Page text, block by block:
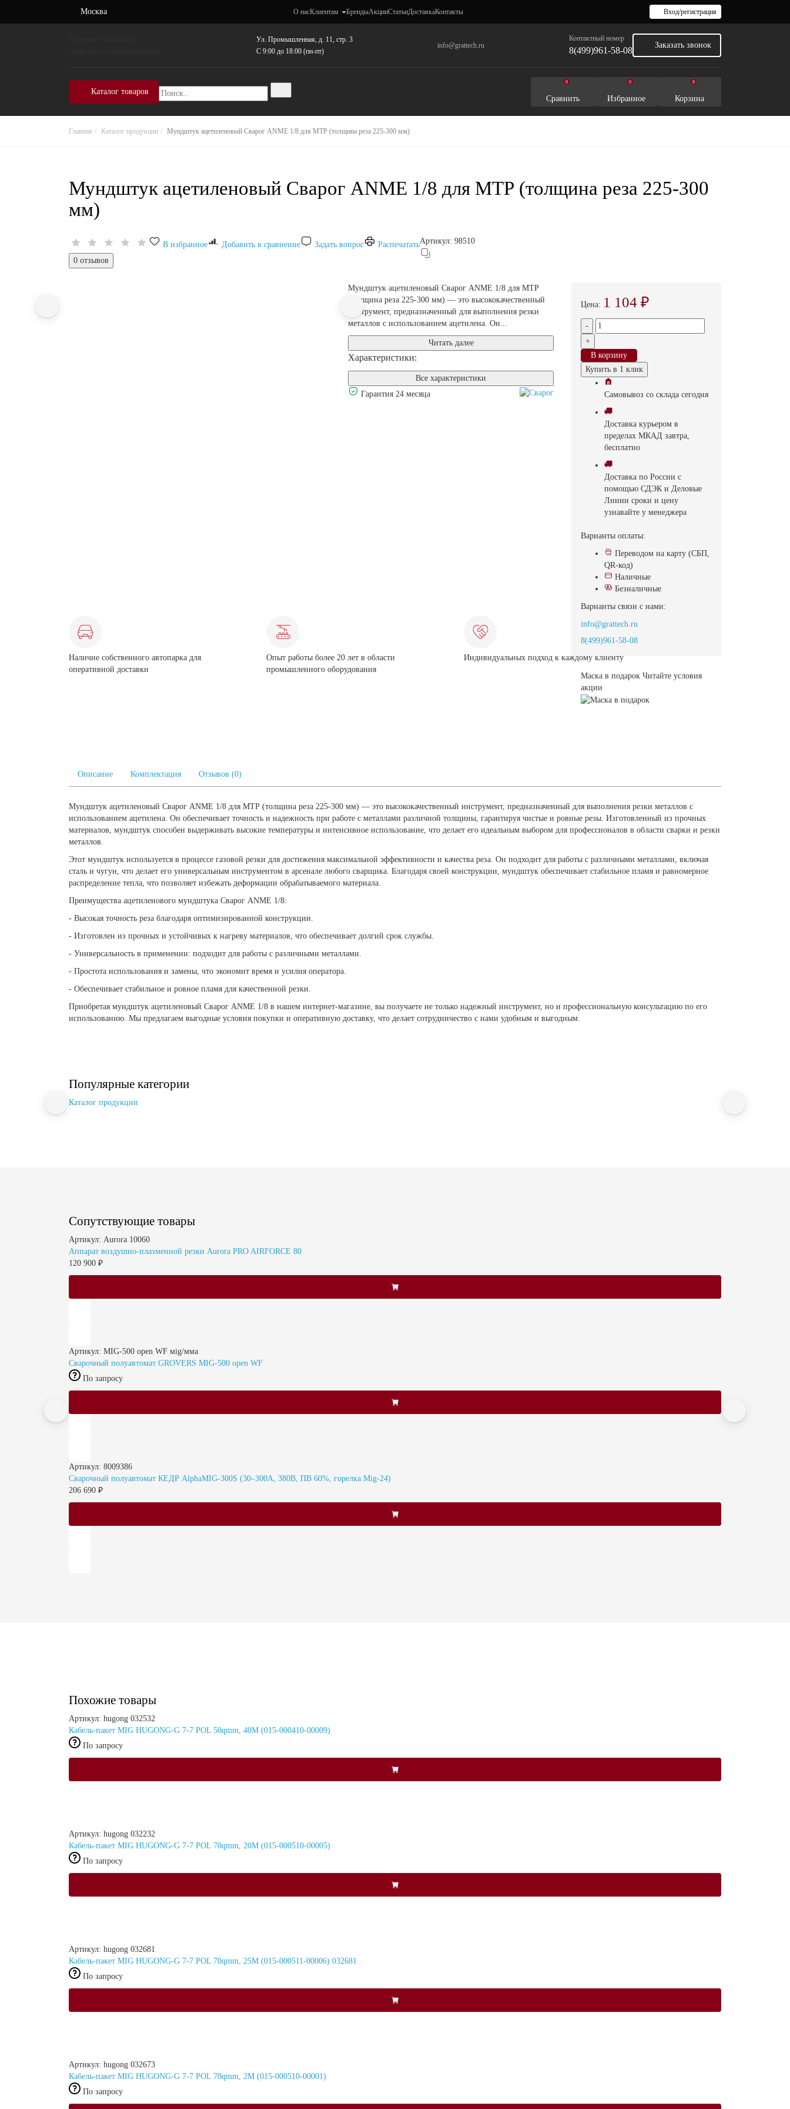
Москва О насКлиентам БрендыАкцииСтатьиДоставкаКонтакты Вход/регистрация
Ул. Промышленная, д. 11, стр. 3
C 9:00 до 18:00 (пн-пт)
info@grattech.ru
Контактный номер
8(499)961-58-08
Заказать звонок
Каталог товаров
0
Сравнить
0
Избранное
0
Корзина
Главная Каталог продукции Мундштук ацетиленовый Сварог ANME 1/8 для МТР (толщина реза 225-300 мм)
Мундштук ацетиленовый Сварог ANME 1/8 для МТР (толщина реза 225-300
мм)
0 отзывов
В избранное Добавить в сравнение Задать вопрос РаспечататьАртикул: 98510
Цена: 1 104 ₽
-
+
В корзину
Купить в 1 клик
Самовывоз со склада cегодня
Доставка курьером в
пределах МКАД завтра,
бесплатно
Доставка по России с
помощью СДЭК и Деловые
Линии сроки и цену
узнавайте у менеджера
Варианты оплаты:
Переводом на карту (СБП,
QR-код)
Наличные
Безналичные
Варианты связи с нами:
info@grattech.ru
8(499)961-58-08
Маска в подарок Читайте условия
акции
Мундштук ацетиленовый Сварог ANME 1/8 для МТР
(толщина реза 225-300 мм) — это высококачественный
инструмент, предназначенный для выполнения резки
металлов с использованием ацетилена. Он...
Читать далее
Характеристики:
Все характеристики
Гарантия 24 месяца
Наличие собственного автопарка для
оперативной доставки
Опыт работы более 20 лет в области
промышленного оборудования
Индивидуальных подход к каждому клиенту
Описание Комплектация Отзывов (0)
Мундштук ацетиленовый Сварог ANME 1/8 для МТР (толщина реза 225-300 мм) — это высококачественный инструмент, предназначенный для выполнения резки металлов с
использованием ацетилена. Он обеспечивает точность и надежность при работе с металлами различной толщины, гарантируя чистые и ровные резы. Изготовленный из прочных
материалов, мундштук способен выдерживать высокие температуры и интенсивное использование, что делает его идеальным выбором для профессионалов в области сварки и резки
металлов.
Этот мундштук используется в процессе газовой резки для достижения максимальной эффективности и качества реза. Он подходит для работы с различными металлами, включая
сталь и чугун, что делает его универсальным инструментом в арсенале любого сварщика. Благодаря своей конструкции, мундштук обеспечивает стабильное пламя и равномерное
распределение тепла, что позволяет избежать деформации обрабатываемого материала.
Преимущества ацетиленового мундштука Сварог ANME 1/8:
- Высокая точность реза благодаря оптимизированной конструкции.
- Изготовлен из прочных и устойчивых к нагреву материалов, что обеспечивает долгий срок службы.
- Универсальность в применении: подходит для работы с различными металлами.
- Простота использования и замены, что экономит время и усилия оператора.
- Обеспечивает стабильное и ровное пламя для качественной резки.
Приобретая мундштук ацетиленовый Сварог ANME 1/8 в нашем интернет-магазине, вы получаете не только надежный инструмент, но и профессиональную консультацию по его
использованию. Мы предлагаем выгодные условия покупки и оперативную доставку, что делает сотрудничество с нами удобным и выгодным.
Популярные категории
Каталог продукции
Сопутствующие товары
Артикул: Aurora 10060
Аппарат воздушно-плазменной резки Aurora PRO AIRFORCE 80
120 900 ₽
Артикул: MIG-500 open WF мig/мма
Сварочный полуавтомат GROVERS MIG-500 open WF
По запросу
Артикул: 8009386
Сварочный полуавтомат КЕДР AlphaMIG-300S (30–300А, 380В, ПВ 60%, горелка Mig-24)
206 690 ₽
Похожие товары
Артикул: hugong 032532
Кабель-пакет MIG HUGONG-G 7-7 POL 50qmm, 40M (015-000410-00009)
По запросу
Артикул: hugong 032232
Кабель-пакет MIG HUGONG-G 7-7 POL 70qmm, 20M (015-000510-00005)
По запросу
Артикул: hugong 032681
Кабель-пакет MIG HUGONG-G 7-7 POL 70qmm, 25M (015-000511-00006) 032681
По запросу
Артикул: hugong 032673
Кабель-пакет MIG HUGONG-G 7-7 POL 70qmm, 2M (015-000510-00001)
По запросу